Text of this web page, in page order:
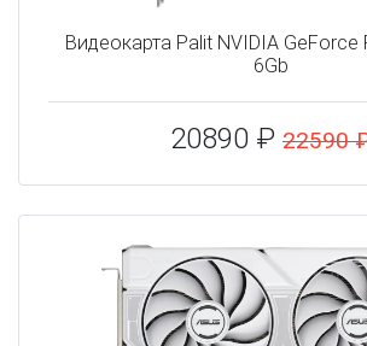
Видеокарта Palit NVIDIA GeForce
6Gb
20890 ₽ 22590